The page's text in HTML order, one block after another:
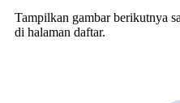
Tampilkan gambar berikutnya
di halaman daftar.